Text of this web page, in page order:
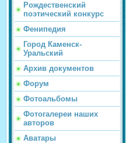
Рождественский
поэтический конкурс
Фенипедия
Город Каменск-
Уральский
Архив документов
Форум
Фотоальбомы
Фотогалереи наших
авторов
Аватары